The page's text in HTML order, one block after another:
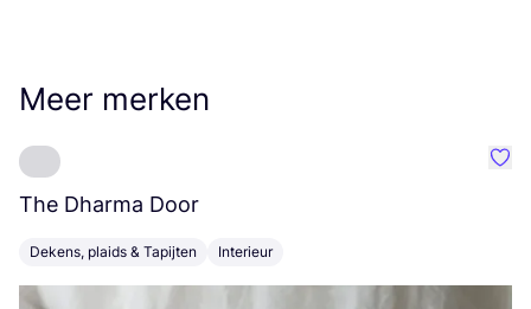
Meer merken
The Dharma Door
Dekens, plaids & Tapijten Interieur